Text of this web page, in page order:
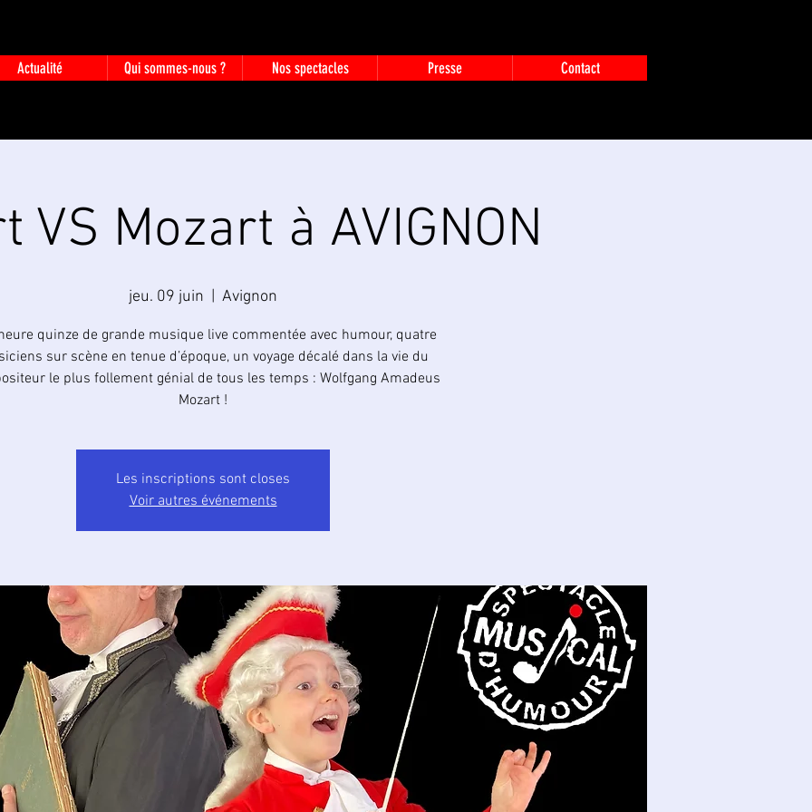
Actualité Qui sommes-nous ? Nos spectacles Presse Contact
VS Mozart à AVIGNON
jeu. 09 juin Avignon
quinze de grande musique live commentée avec humour, quatre
sur scène en tenue d’époque, un voyage décalé dans la vie du
le plus follement génial de tous les temps : Wolfgang Amadeus
Mozart !
Les inscriptions sont closes
Voir autres événements